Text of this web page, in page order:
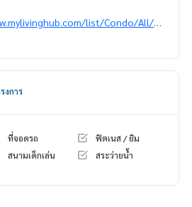
list/Condo/All/1
งการ
ที่จอดรถ
ฟิตเนส / ยิม
สนามเด็กเล่น
สระว่ายน้ำ